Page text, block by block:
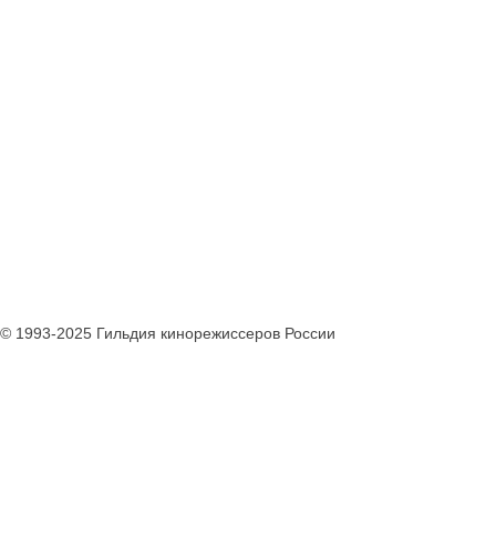
© 1993-2025 Гильдия кинорежиссеров России